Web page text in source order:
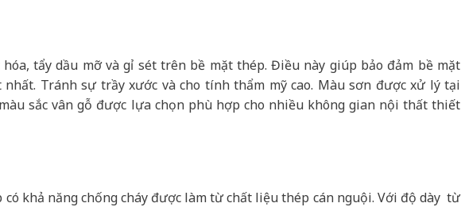
tẩy dầu mỡ và gỉ sét trên bề mặt thép. Điều này giúp bảo đảm bề mặt
Tránh sự trầy xước và cho tính thẩm mỹ cao. Màu sơn được xử lý tại
sắc vân gỗ được lựa chọn phù hợp cho nhiều không gian nội thất thiết
khả năng chống cháy được làm từ chất liệu thép cán nguội. Với độ dày từ